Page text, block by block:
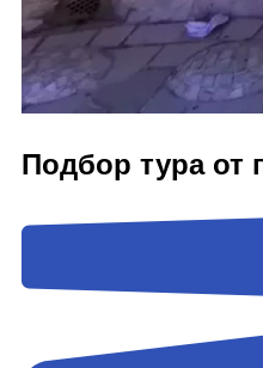
Подбор тура от